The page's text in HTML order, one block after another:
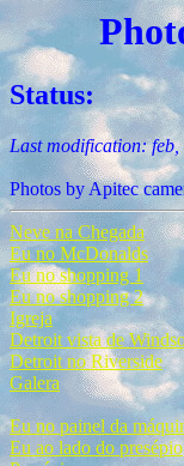
Status:
Last modification: feb,
Photos by Apitec
Neve na Chegada
Eu no McDonalds
Eu no shopping 1
Eu no shopping 2
Igreja
Detroit vista de
Detroit no Riverside
Galera
Eu no painel da
Eu ao lado do presépio